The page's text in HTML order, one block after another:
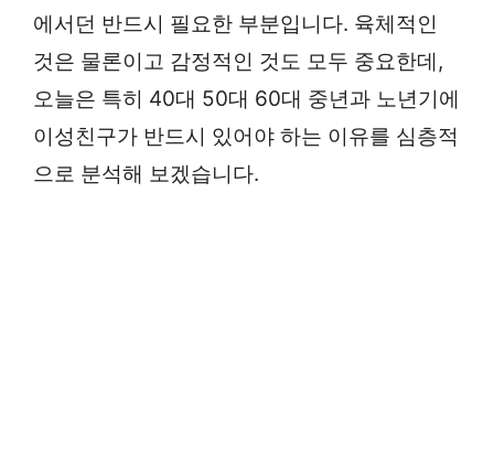
에서던 반드시 필요한 부분입니다. 육체적인
것은 물론이고 감정적인 것도 모두 중요한데,
오늘은 특히 40대 50대 60대 중년과 노년기에
이성친구가 반드시 있어야 하는 이유를 심층적
으로 분석해 보겠습니다.